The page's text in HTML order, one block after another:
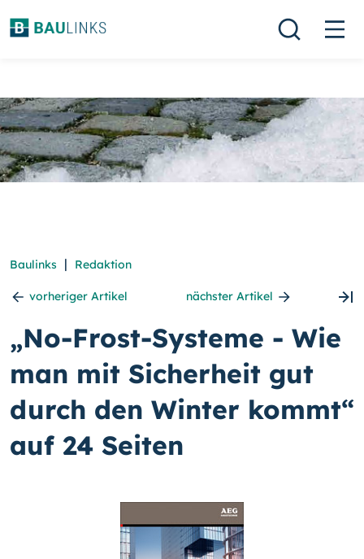
Baulinks | Redaktion
vorheriger Artikel nächster Artikel
„No-Frost-Systeme - Wie
man mit Sicherheit gut
durch den Winter kommt“
auf 24 Seiten